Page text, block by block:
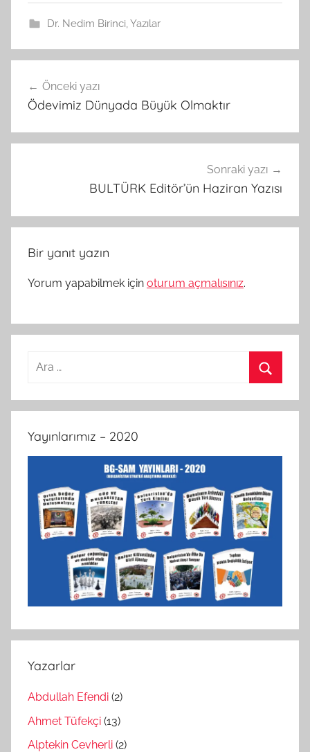
Dr. Nedim Birinci,Yazılar
gezinmesi
Önceki yazı
Ödevimiz Dünyada Büyük Olmaktır
Sonraki yazı
BULTÜRK Editör’ün Haziran Yazısı
Bir yanıt yazın
Yorum yapabilmek için oturum açmalısınız.
Arama:
Yayınlarımız – 2020
Yazarlar
Abdullah Efendi (2)
Ahmet Tüfekçi (13)
Alptekin Cevherli (2)